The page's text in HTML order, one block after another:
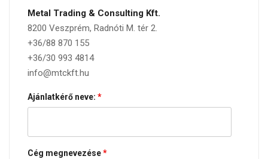
Metal Trading & Consulting Kft.
8200 Veszprém, Radnóti M. tér 2.
+36/88 870 155
+36/30 993 4814
info@mtckft.hu
Ajánlatkérő neve: *
Cég megnevezése*